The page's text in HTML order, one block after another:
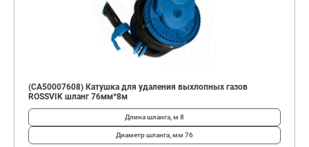
(CA50007608) Катушка для удаления выхлопных газов
ROSSVIK шланг 76мм*8м
Длина шланга, м 8
Диаметр шланга, мм 76